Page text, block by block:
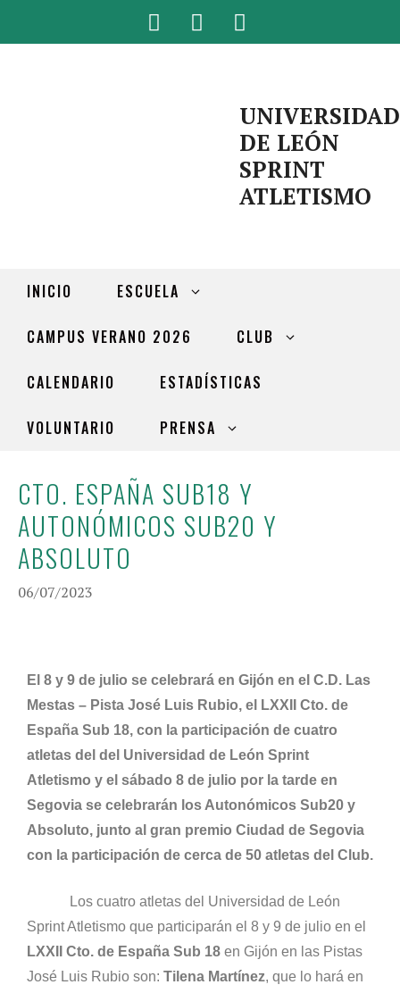
UNIVERSIDAD
DE LEÓN
SPRINT
ATLETISMO
INICIO ESCUELA
CAMPUS VERANO 2026 CLUB
CALENDARIO ESTADÍSTICAS
VOLUNTARIO PRENSA
CTO. ESPAÑA SUB18 Y
AUTONÓMICOS SUB20 Y
ABSOLUTO
06/07/2023
El 8 y 9 de julio se celebrará en Gijón en el C.D. Las
Mestas – Pista José Luis Rubio, el LXXII Cto. de
España Sub 18, con la participación de cuatro
atletas del del Universidad de León Sprint
Atletismo y el sábado 8 de julio por la tarde en
Segovia se celebrarán los Autonómicos Sub20 y
Absoluto, junto al gran premio Ciudad de Segovia
con la participación de cerca de 50 atletas del Club.
Los cuatro atletas del Universidad de León
Sprint Atletismo que participarán el 8 y 9 de julio en el
LXXII Cto. de España Sub 18 en Gijón en las Pistas
José Luis Rubio son: Tilena Martínez, que lo hará en